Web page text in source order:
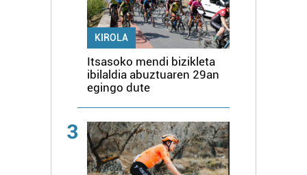
KIROLA
Itsasoko mendi bizikleta
ibilaldia abuztuaren 29an
egingo dute
3